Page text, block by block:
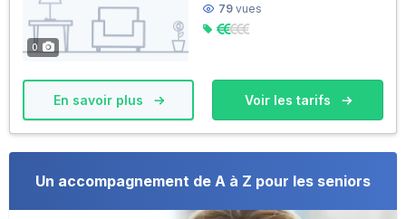
0
79 vues
En savoir plus Voir les tarifs
Un accompagnement de A à Z pour les seniors